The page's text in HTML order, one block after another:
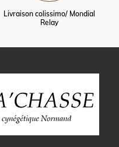
Livraison colissimo/ Mondial
Relay